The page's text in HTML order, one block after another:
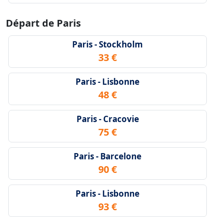
Départ de Paris
Paris - Stockholm
33 €
Paris - Lisbonne
48 €
Paris - Cracovie
75 €
Paris - Barcelone
90 €
Paris - Lisbonne
93 €